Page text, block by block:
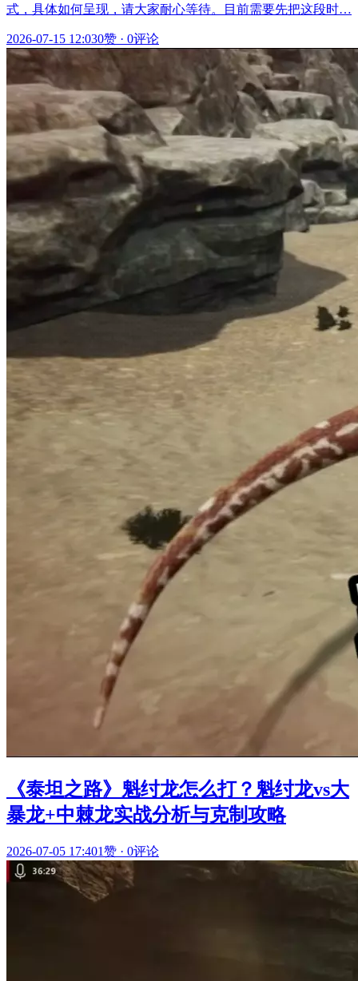
式，具体如何呈现，请大家耐心等待。目前需要先把这段时…
2026-07-15 12:030赞 · 0评论
《泰坦之路》魁纣龙怎么打？魁纣龙vs大
暴龙+中棘龙实战分析与克制攻略
2026-07-05 17:401赞 · 0评论